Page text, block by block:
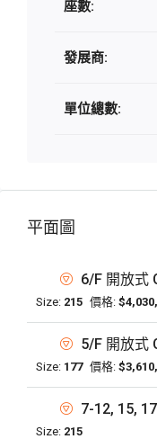
座數:
發展商:
單位總數:
平面圖
6/F 開放式
Size: 215 價格:
5/F 開放式
Size: 177 價格:
7-12, 15,
Size: 215